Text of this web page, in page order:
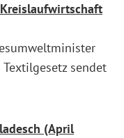
sendet
(April